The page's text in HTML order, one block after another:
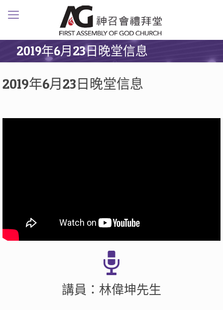
2019年6月23日晚堂信息
2019年6月23日晚堂信息
講員：林偉坤先生